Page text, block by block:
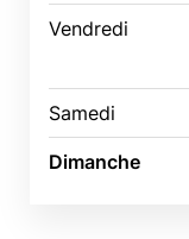
Vendredi
Samedi
Dimanche